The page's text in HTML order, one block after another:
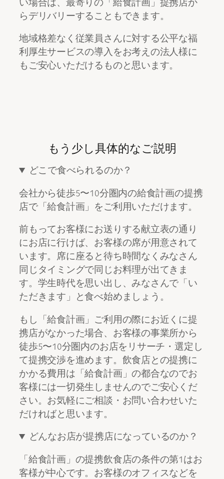
らデリバリーすることもできます。
地域格差なく従業員さんに対する公平な福
利厚生サービスの導入をお考えの法人様に
もご安心いただけるものと思います。
もう少し具体的なご説明
どこで食べられるのか？
会社から徒歩5〜10分圏内の給食計画の提携
店で「給食計画」をご利用いただけます。
前もってお客様にお送りする献立表の通り
にお店に行けば、お客様の席が用意されて
います。席に座ると待ち時間なくみなさん
同じタイミングで同じお料理が出てきま
す。学生時代を思い出し、みなさんで「い
ただきます」と食べ始めましょう。
もし「給食計画」ご利用の際にお近くに提
携店がなかった場合、お客様の事業所から
徒歩5〜10分圏内のお店をリサーチ・選定し
て提携交渉を進めます。飲食店との提携に
かかる費用は「給食計画」の都合なのでお
客様には一切発生しませんのでご安心くだ
さい。お気軽にご相談・お問い合わせいた
だければと思います。
どんなお店が提携店になっているのか？
「給食計画」の提携飲食店の条件の第1はお
客様が中心です。お客様のオフィスなどを